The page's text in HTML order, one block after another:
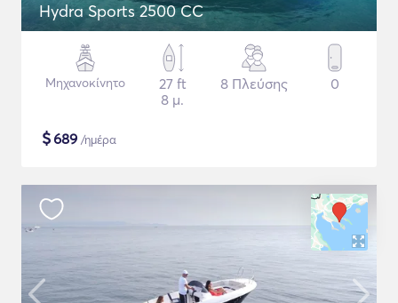
Hydra Sports 2500 CC
Μηχανοκίνητο
27 ft
8 μ.
8 Πλεύσης 0
$689 /ημέρα